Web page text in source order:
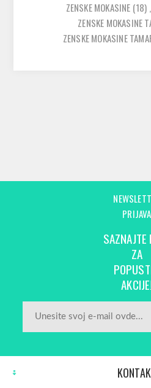
ZENSKE MOKASINE (18) ,
ZENSKE MOKASINE
ZENSKE MOKASINE
PRIJAVA
SAZNAJTE
ZA
AKCIJE!